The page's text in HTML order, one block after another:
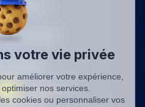
42 08 07
un E-mail
votre vie privée
améliorer votre expérience,
nos services.
cookies ou personnaliser vos